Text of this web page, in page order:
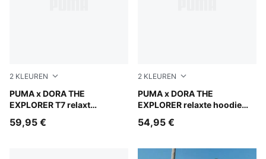
2 KLEUREN
PUMA x DORA THE
EXPLORER T7 relaxt
ronde hals voor kinderen
Chambray Blue
59,95 €
2 KLEUREN
PUMA x DORA THE
EXPLORER relaxte hoodie
Bright Papaya
54,95 €